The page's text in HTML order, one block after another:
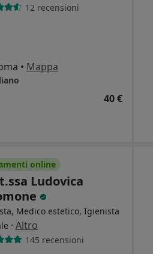
12 recensioni
• Mappa
40 €
online
Ludovica
Medico estetico, Igienista
· Altro
145 recensioni